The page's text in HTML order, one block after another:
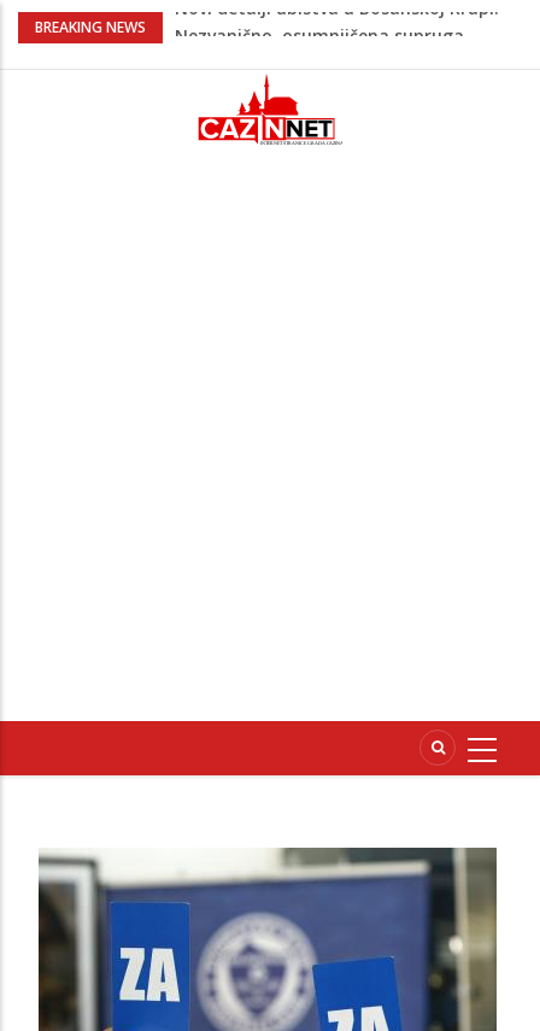
BREAKING NEWS
Na Ahiret preselila Bešić (rođ. Blažević)
Na Ahiret preselio ŠUPUK (Refik) ŠEFIK
Evo koje države su zasad za, a koje
protiv Infantina na izborima: Srbija i